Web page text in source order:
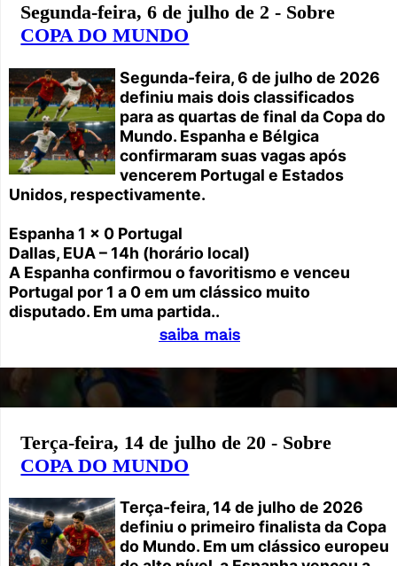
Segunda-feira, 6 de julho de 2 - Sobre
COPA DO MUNDO
Segunda-feira, 6 de julho de 2026
definiu mais dois classificados
para as quartas de final da Copa do
Mundo. Espanha e Bélgica
confirmaram suas vagas após
vencerem Portugal e Estados
Unidos, respectivamente.
Espanha 1 x 0 Portugal
Dallas, EUA – 14h (horário local)
A Espanha confirmou o favoritismo e venceu
Portugal por 1 a 0 em um clássico muito
disputado. Em uma partida..
saiba mais
Terça-feira, 14 de julho de 20 - Sobre
COPA DO MUNDO
Terça-feira, 14 de julho de 2026
definiu o primeiro finalista da Copa
do Mundo. Em um clássico europeu